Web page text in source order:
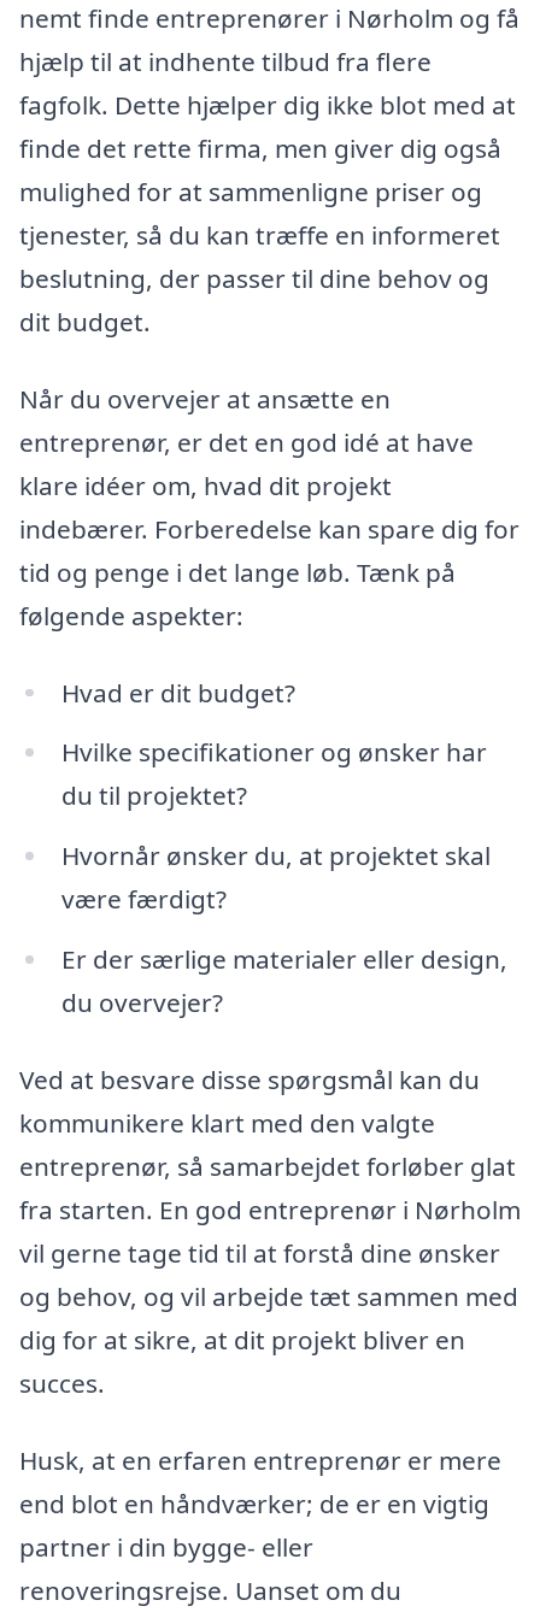
nemt finde entreprenører i Nørholm og få
hjælp til at indhente tilbud fra flere
fagfolk. Dette hjælper dig ikke blot med at
finde det rette firma, men giver dig også
mulighed for at sammenligne priser og
tjenester, så du kan træffe en informeret
beslutning, der passer til dine behov og
dit budget.
Når du overvejer at ansætte en
entreprenør, er det en god idé at have
klare idéer om, hvad dit projekt
indebærer. Forberedelse kan spare dig for
tid og penge i det lange løb. Tænk på
følgende aspekter:
Hvad er dit budget?
Hvilke specifikationer og ønsker har
du til projektet?
Hvornår ønsker du, at projektet skal
være færdigt?
Er der særlige materialer eller design,
du overvejer?
Ved at besvare disse spørgsmål kan du
kommunikere klart med den valgte
entreprenør, så samarbejdet forløber glat
fra starten. En god entreprenør i Nørholm
vil gerne tage tid til at forstå dine ønsker
og behov, og vil arbejde tæt sammen med
dig for at sikre, at dit projekt bliver en
succes.
Husk, at en erfaren entreprenør er mere
end blot en håndværker; de er en vigtig
partner i din bygge- eller
renoveringsrejse. Uanset om du